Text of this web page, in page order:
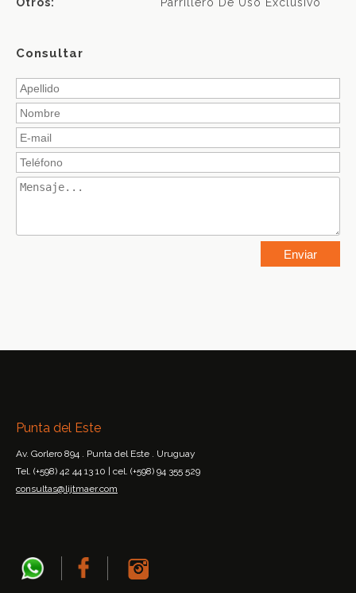
Otros: Parrillero De Uso Exclusivo
Consultar
Punta del Este
Av. Gorlero 894 . Punta del Este . Uruguay
Tel. (+598) 42 44 13 10 | cel. (+598) 94 355 529
consultas@lijtmaer.com